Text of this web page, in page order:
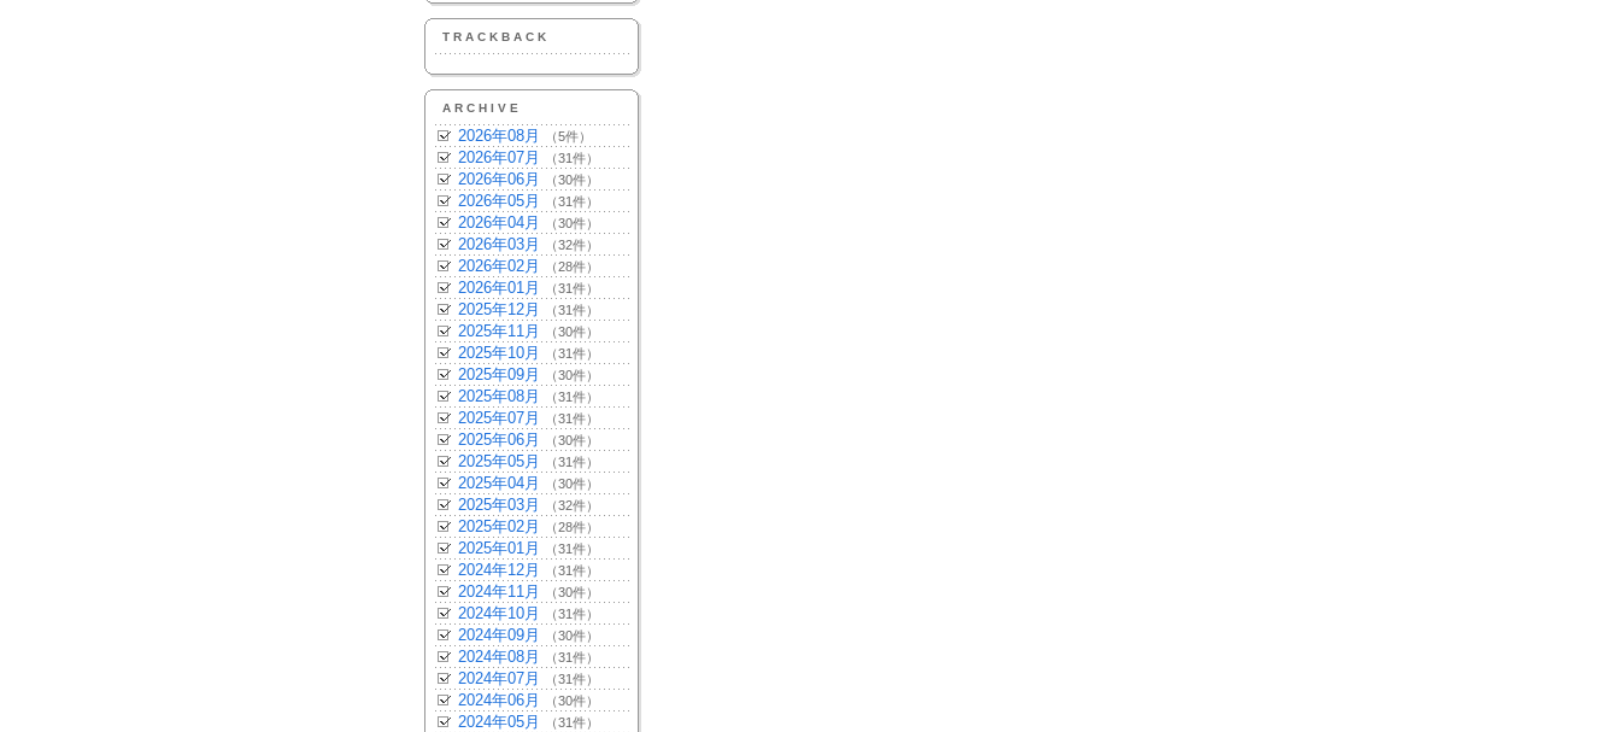
TRACKBACK
ARCHIVE
2026年08月 （5件）
2026年07月 （31件）
2026年06月 （30件）
2026年05月 （31件）
2026年04月 （30件）
2026年03月 （32件）
2026年02月 （28件）
2026年01月 （31件）
2025年12月 （31件）
2025年11月 （30件）
2025年10月 （31件）
2025年09月 （30件）
2025年08月 （31件）
2025年07月 （31件）
2025年06月 （30件）
2025年05月 （31件）
2025年04月 （30件）
2025年03月 （32件）
2025年02月 （28件）
2025年01月 （31件）
2024年12月 （31件）
2024年11月 （30件）
2024年10月 （31件）
2024年09月 （30件）
2024年08月 （31件）
2024年07月 （31件）
2024年06月 （30件）
2024年05月 （31件）